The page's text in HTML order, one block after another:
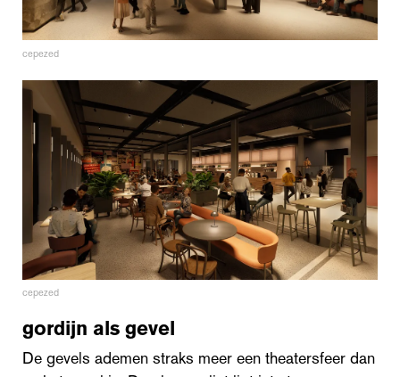
cepezed
cepezed
gordijn als gevel
De gevels ademen straks meer een theatersfeer dan